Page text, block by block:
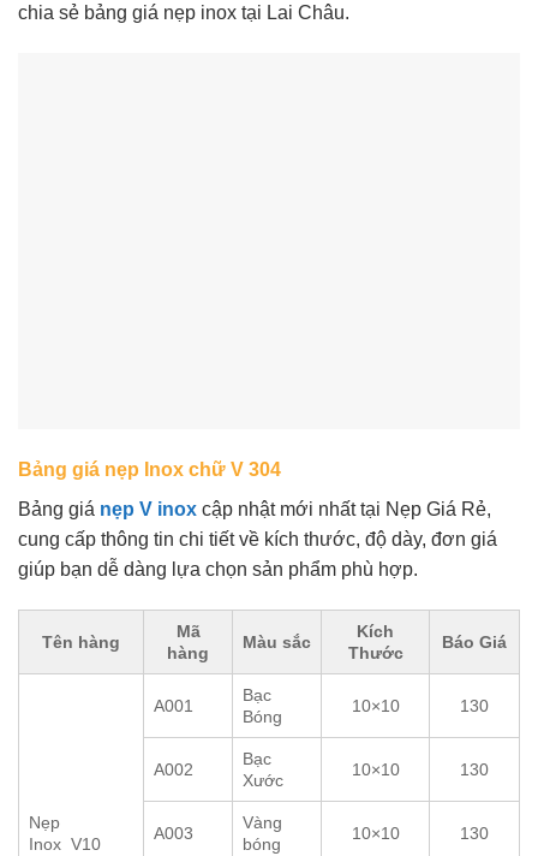
chia sẻ bảng giá nẹp inox tại Lai Châu.
Bảng giá nẹp Inox chữ V 304
Bảng giá nẹp V inox cập nhật mới nhất tại Nẹp Giá Rẻ,
cung cấp thông tin chi tiết về kích thước, độ dày, đơn giá
giúp bạn dễ dàng lựa chọn sản phẩm phù hợp.
Tên hàng
Mã
hàng
Màu sắc
Kích
Thước
Báo Giá
Nẹp
Inox V10
A001
Bạc
Bóng
10×10 130
A002
Bạc
Xước
10×10 130
A003
Vàng
bóng
10×10 130